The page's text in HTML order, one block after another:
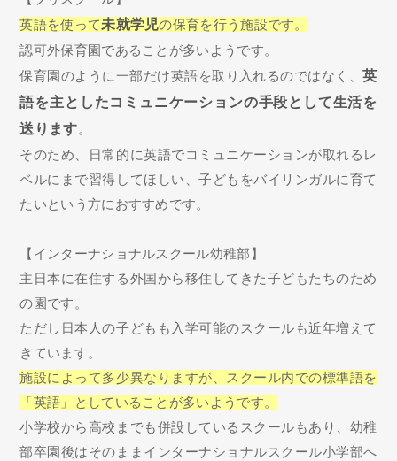
英語を使って未就学児の保育を行う施設です。
認可外保育園であることが多いようです。
保育園のように一部だけ英語を取り入れるのではなく、英
語を主としたコミュニケーションの手段として生活を
送ります。
そのため、日常的に英語でコミュニケーションが取れるレ
ベルにまで習得してほしい、子どもをバイリンガルに育て
たいという方におすすめです。
【インターナショナルスクール幼稚部】
主日本に在住する外国から移住してきた子どもたちのため
の園です。
ただし日本人の子どもも入学可能のスクールも近年増えて
きています。
施設によって多少異なりますが、スクール内での標準語を
「英語」としていることが多いようです。
小学校から高校までも併設しているスクールもあり、幼稚
部卒園後はそのままインターナショナルスクール小学部へ